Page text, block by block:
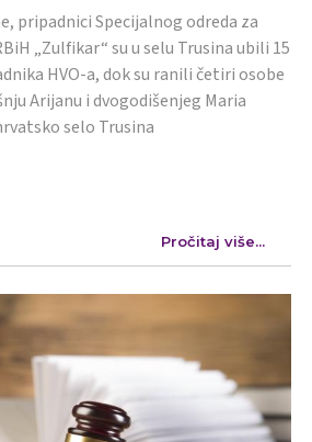
pripadnici Specijalnog odreda za
„Zulfikar“ su u selu Trusina ubili 15
HVO-a, dok su ranili četiri osobe
Arijanu i dvogodišenjeg Maria
selo Trusina
Pročitaj više...